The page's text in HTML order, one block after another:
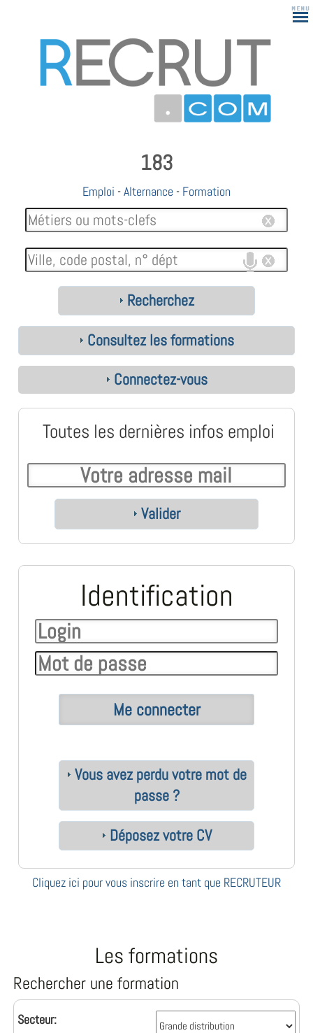
183
Emploi -Alternance - Formation
Recherchez
Consultez les formations
Connectez-vous
Toutes les dernières infos emploi
Valider
Identification
Vous avez perdu votre mot de
passe ?
Déposez votre CV
Cliquez ici pour vous inscrire en tant que RECRUTEUR
Les formations
Rechercher une formation
Secteur: